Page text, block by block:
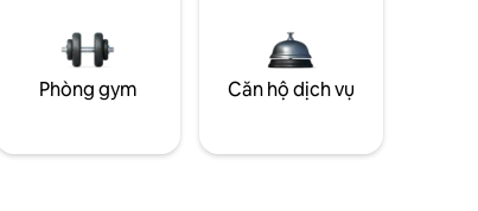
Phòng gym Căn hộ dịch vụ